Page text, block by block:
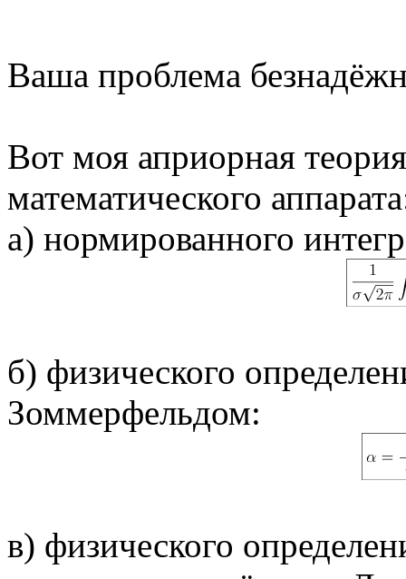
Ваша проблема
Вот моя априорная
математического
а) нормированного
б) физического
Зоммерфельдом:
в) физического